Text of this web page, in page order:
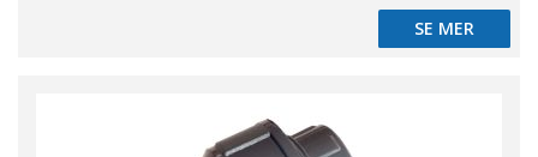
SE MER
SE MER